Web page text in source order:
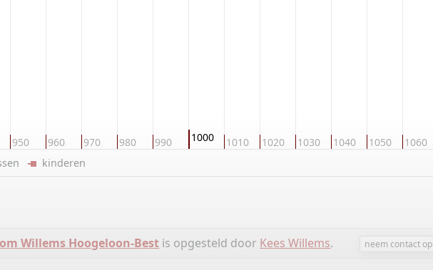
950 960 970 980 990 1000 1010 1020 1030 1040 1050 1060
kinderen
Willems Hoogeloon-Best is opgesteld door Kees Willems. neem contact op